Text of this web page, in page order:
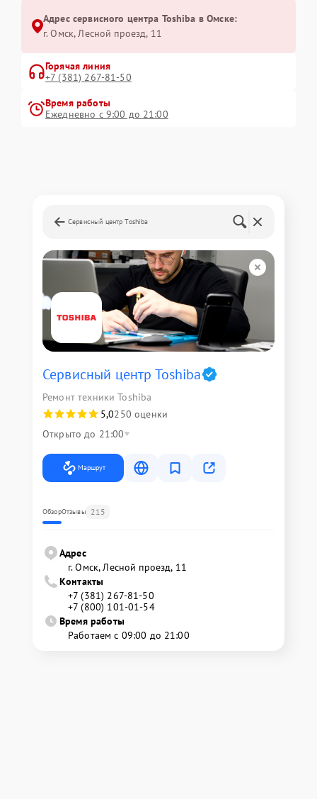
Адрес сервисного центра Toshiba в Омске:
г. Омск, ​Лесной проезд, 11
Горячая линия
+7 (381) 267-81-50
Время работы
Ежедневно с 9:00 до 21:00
Сервисный центр Toshiba
Сервисный центр Toshiba
Ремонт техники Toshiba
5,0250 оценки
Открыто до 21:00
Маршрут
ОбзорОтзывы 215
Адрес
г. Омск, ​Лесной проезд, 11
Контакты
+7 (381) 267-81-50
+7 (800) 101-01-54
Время работы
Работаем с 09:00 до 21:00